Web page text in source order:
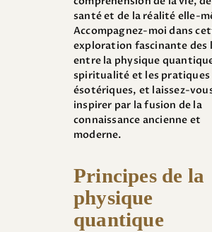
santé et de la réalité elle-
Accompagnez-moi dans
exploration fascinante des
entre la physique
spiritualité et les pratiques
ésotériques, et laissez-
inspirer par la fusion de la
connaissance ancienne et
moderne.
Principes de la
physique
quantique